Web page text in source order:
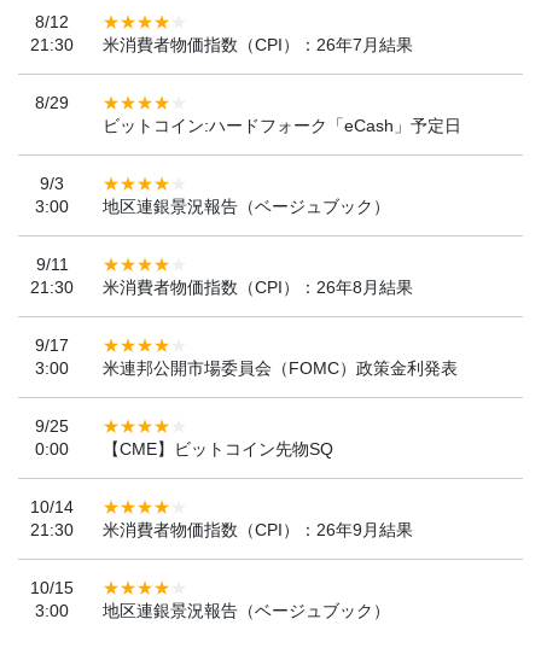
8/12
21:30
米消費者物価指数（CPI）：26年7月結果
8/29
ビットコイン:ハードフォーク「eCash」予定日
9/3
3:00
地区連銀景況報告（ベージュブック）
9/11
21:30
米消費者物価指数（CPI）：26年8月結果
9/17
3:00
米連邦公開市場委員会（FOMC）政策金利発表
9/25
0:00
【CME】ビットコイン先物SQ
10/14
21:30
米消費者物価指数（CPI）：26年9月結果
10/15
3:00
地区連銀景況報告（ベージュブック）